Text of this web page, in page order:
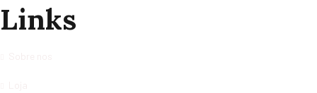
Links